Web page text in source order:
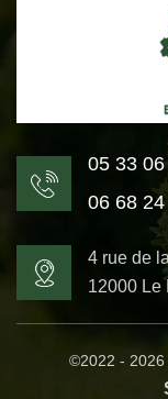
05 33
06 68
4 rue de
12000 Le
©2022 - 2026